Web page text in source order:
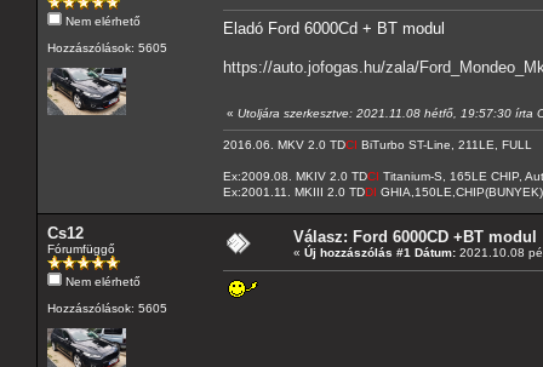
Nem elérhető
Hozzászólások: 5605
Eladó Ford 6000Cd + BT modul
https://auto.jofogas.hu/zala/
« Utoljára szerkesztve: 2021.11.08 hétfő, 19:57:30 írta
2016.06. MKV 2.0 TDCI BiTurbo ST-Line, 211LE, FULL
Ex:2009.08. MKIV 2.0 TDCI Titanium-S, 165LE CHIP,
Ex:2001.11. MKIII 2.0 TDDI
Cs12
Fórumfüggő
Nem elérhető
Hozzászólások: 5605
Válasz: Ford 6000CD +BT modul
« Új hozzászólás #1 Dátum: 2021.10.08